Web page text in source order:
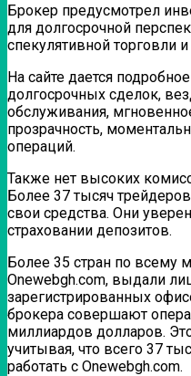
Брокер предусмотрел
для долгосрочной
спекулятивной торговли
На сайте дается
долгосрочных сделок,
обслуживания,
прозрачность,
операций.
Также нет высоких
Более 37 тысяч
свои средства. Они
страховании депозитов.
Более 35 стран по всему
Onewebgh.com, выдали
зарегистрированных
брокера совершают
миллиардов долларов.
учитывая, что всего 37
работать с Onewebgh.com.